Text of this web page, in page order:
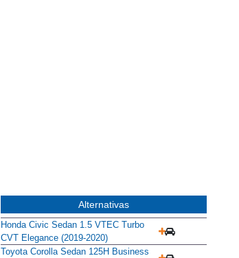
Alternativas
Honda Civic Sedan 1.5 VTEC Turbo
CVT Elegance (2019-2020)
Toyota Corolla Sedan 125H Business